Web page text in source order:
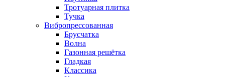
Тротуарная плитка
Тучка
Вибропрессованная
Брусчатка
Волна
Газонная решётка
Гладкая
Классика